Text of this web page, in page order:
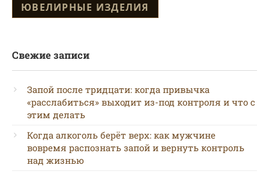
ЮВЕЛИРНЫЕ ИЗДЕЛИЯ
Свежие записи
Запой после тридцати: когда привычка
«расслабиться» выходит из-под контроля и что с
этим делать
Когда алкоголь берёт верх: как мужчине
вовремя распознать запой и вернуть контроль
над жизнью